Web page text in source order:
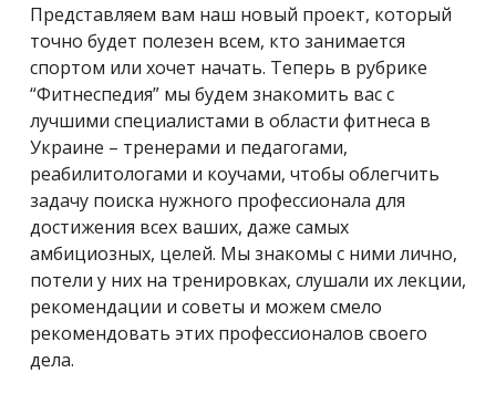
Представляем вам наш новый проект, который
точно будет полезен всем, кто занимается
спортом или хочет начать. Теперь в рубрике
“Фитнеспедия” мы будем знакомить вас с
лучшими специалистами в области фитнеса в
Украине – тренерами и педагогами,
реабилитологами и коучами, чтобы облегчить
задачу поиска нужного профессионала для
достижения всех ваших, даже самых
амбициозных, целей. Мы знакомы с ними лично,
потели у них на тренировках, слушали их лекции,
рекомендации и советы и можем смело
рекомендовать этих профессионалов своего
дела.